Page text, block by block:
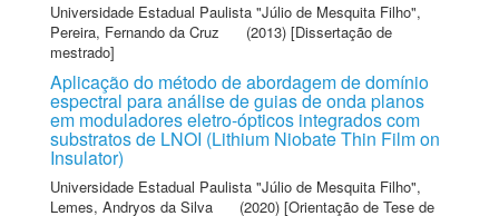
Universidade Estadual Paulista "Júlio de Mesquita Filho",
Pereira, Fernando da Cruz
(2013) [Dissertação de
mestrado]
Aplicação do método de abordagem de domínio
espectral para análise de guias de onda planos
em moduladores eletro-ópticos integrados com
substratos de LNOI (Lithium Niobate Thin Film on
Insulator)
Universidade Estadual Paulista "Júlio de Mesquita Filho",
Lemes, Andryos da Silva
(2020) [Orientação de Tese de